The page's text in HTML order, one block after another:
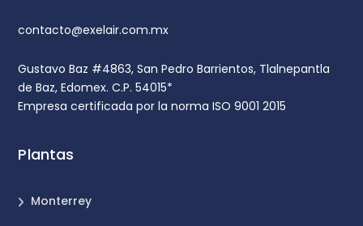
contacto@exelair.com.mx
Gustavo Baz #4863, San Pedro Barrientos, Tlalnepantla
de Baz, Edomex. C.P. 54015*
Empresa certificada por la norma ISO 9001 2015
Plantas
Monterrey